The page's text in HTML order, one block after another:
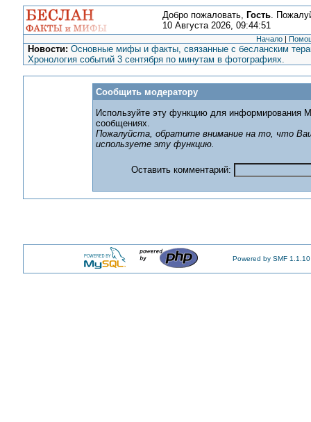
Добро пожаловать, Гость.
10 Августа 2026, 09:44:51
Начало |
Новости: Основные мифы и факты, связанные с бесланским
Хронология событий 3 сентября по минутам в фотографиях.
Сообщить модератору
Используйте эту функцию для информирования
сообщениях.
Пожалуйста, обратите внимание на то, что
используете эту функцию.
Оставить комментарий:
Powered by SMF 1.1.10